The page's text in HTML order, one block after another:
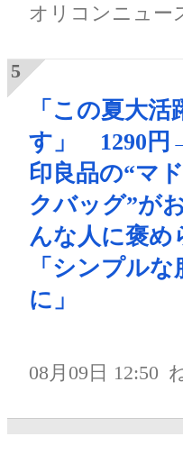
オリコンニュー
「この夏大活
す」 1290
印良品の“マ
クバッグ”が
んな人に褒め
「シンプル
に」
08月09日 12:50